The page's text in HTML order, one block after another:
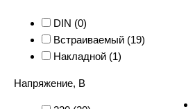
DIN (0)
Встраиваемый (19)
Накладной (1)
Напряжение, В